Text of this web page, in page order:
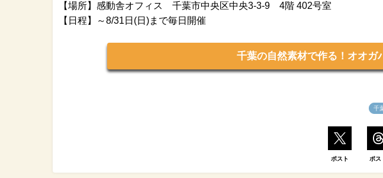
【場所】感動舎オフィス 千葉市中央区中央3-3-9 4階 402号室
【日程】～8/31日(日)まで毎日開催
千葉の自然素材で作る！オオ
千
ポスト ポス